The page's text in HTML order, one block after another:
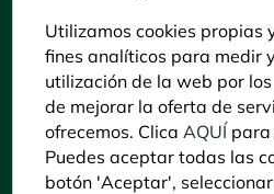
Trabajos de
Colaboraciones
Preguntas Frecuentes
Contacto
Política de Cookies
Aviso legal y Política
Declaración de
Utilizamos cookies propias
fines analíticos para medir
utilización de la web por
de mejorar la oferta de
ofrecemos. Clica AQUÍ para
Puedes aceptar todas las
botón 'Aceptar',